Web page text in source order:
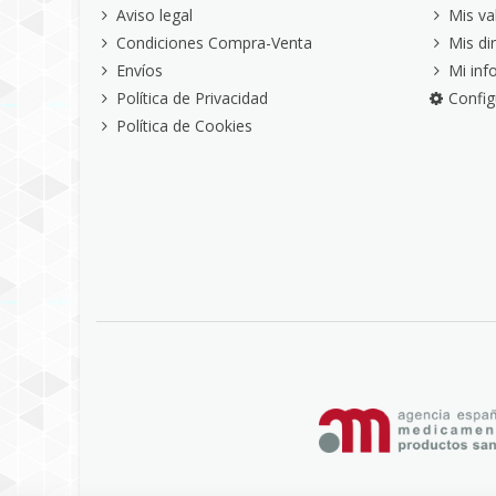
Aviso legal
Condiciones Compra-Venta
Envíos
Política de Privacidad
Política de Cookies
Mis
Mis
Mi